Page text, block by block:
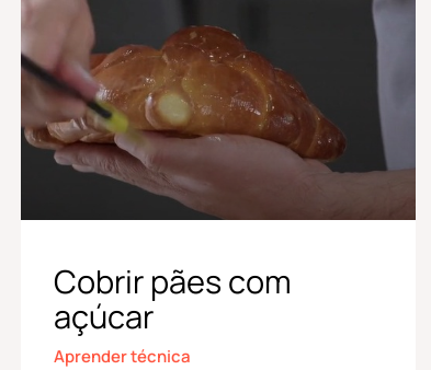
Cobrir pães com
açúcar
Aprender técnica